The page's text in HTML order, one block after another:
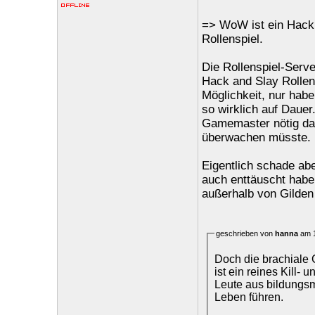
=> WoW ist ein
Rollenspiel.
Die Rollenspiel-
Hack and Slay
Möglichkeit, nur
so wirklich auf
Gamemaster nötig
überwachen müsste.
Eigentlich schade
auch enttäuscht
außerhalb von
geschrieben von hannaam
Doch die brachiale
ist ein reines Kill-
Leute aus
Leben führen.